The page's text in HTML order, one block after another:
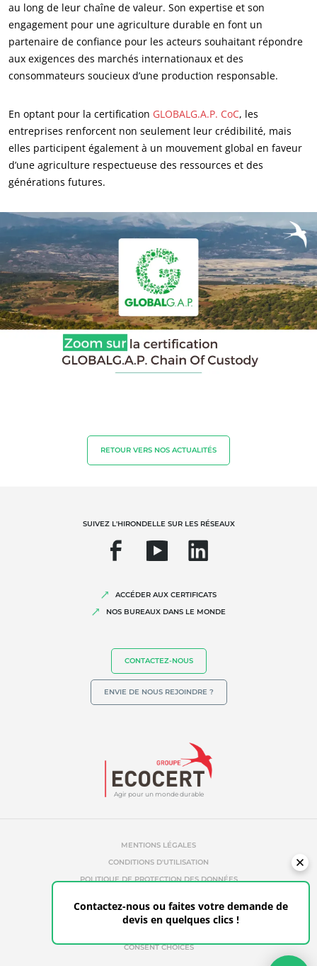
Agriculture biologique
Commerce équitable
Agriculture durable
Qualité et securité alimentaire
Responsabilité sociétale des entreprises
Biodiversité et changement climatique
Allégations environnementales
au long de leur chaîne de valeur. Son expertise et son
engagement pour une agriculture durable en font un
partenaire de confiance pour les acteurs souhaitant répondre
aux exigences des marchés internationaux et des
consommateurs soucieux d’une production responsable.
En optant pour la certification GLOBALG.A.P. CoC, les
entreprises renforcent non seulement leur crédibilité, mais
elles participent également à un mouvement global en faveur
d’une agriculture respectueuse des ressources et des
générations futures.
RETOUR VERS NOS ACTUALITÉS
Agir pour un monde durable
SUIVEZ L'HIRONDELLE SUR LES RÉSEAUX
ACCÉDER AUX CERTIFICATS
NOS BUREAUX DANS LE MONDE
CONTACTEZ-NOUS
ENVIE DE NOUS REJOINDRE ?
MENTIONS LÉGALES
CONDITIONS D'UTILISATION
POLITIQUE DE PROTECTION DES DONNÉES
RÉFÉRENCES ABUSIVES
CONSENT CHOICES
Contactez-nous ou faites votre demande de
devis en quelques clics !